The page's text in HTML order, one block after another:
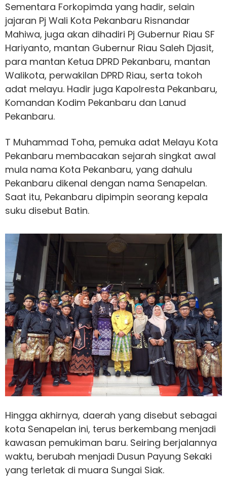
Sementara Forkopimda yang hadir, selain
jajaran Pj Wali Kota Pekanbaru Risnandar
Mahiwa, juga akan dihadiri Pj Gubernur Riau SF
Hariyanto, mantan Gubernur Riau Saleh Djasit,
para mantan Ketua DPRD Pekanbaru, mantan
Walikota, perwakilan DPRD Riau, serta tokoh
adat melayu. Hadir juga Kapolresta Pekanbaru,
Komandan Kodim Pekanbaru dan Lanud
Pekanbaru.
T Muhammad Toha, pemuka adat Melayu Kota
Pekanbaru membacakan sejarah singkat awal
mula nama Kota Pekanbaru, yang dahulu
Pekanbaru dikenal dengan nama Senapelan.
Saat itu, Pekanbaru dipimpin seorang kepala
suku disebut Batin.
Hingga akhirnya, daerah yang disebut sebagai
kota Senapelan ini, terus berkembang menjadi
kawasan pemukiman baru. Seiring berjalannya
waktu, berubah menjadi Dusun Payung Sekaki
yang terletak di muara Sungai Siak.